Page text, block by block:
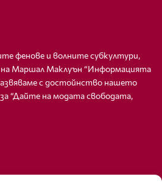
фенове и волните субкултури,
Маршал Маклуън “Информацията
с достойнство нашето
“Дайте на модата свободата,